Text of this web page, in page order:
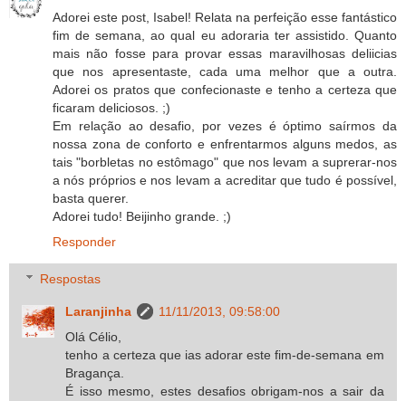
Adorei este post, Isabel! Relata na perfeição esse fantástico
fim de semana, ao qual eu adoraria ter assistido. Quanto
mais não fosse para provar essas maravilhosas deliicias
que nos apresentaste, cada uma melhor que a outra.
Adorei os pratos que confecionaste e tenho a certeza que
ficaram deliciosos. ;)
Em relação ao desafio, por vezes é óptimo saírmos da
nossa zona de conforto e enfrentarmos alguns medos, as
tais "borbletas no estômago" que nos levam a suprerar-nos
a nós próprios e nos levam a acreditar que tudo é possível,
basta querer.
Adorei tudo! Beijinho grande. ;)
Responder
Respostas
Laranjinha
11/11/2013, 09:58:00
Olá Célio,
tenho a certeza que ias adorar este fim-de-semana em
Bragança.
É isso mesmo, estes desafios obrigam-nos a sair da